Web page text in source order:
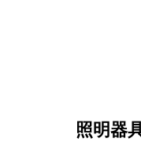
照明器